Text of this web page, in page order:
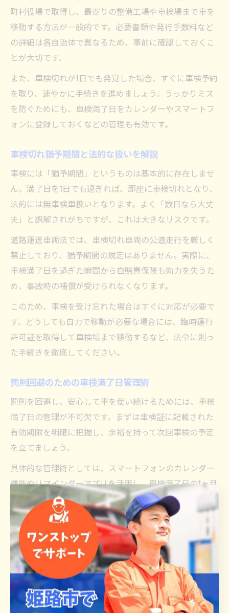
町村役場で取得し、最寄りの整備工場や車検場まで車を
移動する方法が一般的です。必要書類や発行手数料など
の詳細は各自治体で異なるため、事前に確認しておくこ
とが大切です。
また、車検切れが1日でも発覚した場合、すぐに車検予約
を取り、速やかに手続きを進めましょう。うっかりミス
を防ぐためにも、車検満了日をカレンダーやスマートフ
ォンに登録しておくなどの管理も有効です。
車検切れ猶予期間と法的な扱いを解説
車検には「猶予期間」というものは基本的に存在しませ
ん。満了日を1日でも過ぎれば、即座に車検切れとなり、
法的には無車検車扱いとなります。よく「数日なら大丈
夫」と誤解されがちですが、これは大きなリスクです。
道路運送車両法では、車検切れ車両の公道走行を厳しく
禁止しており、猶予期間の規定はありません。実際に、
車検満了日を過ぎた瞬間から自賠責保険も効力を失うた
め、事故時の補償が受けられなくなります。
このため、車検を受け忘れた場合はすぐに対応が必要で
す。どうしても自力で移動が必要な場合には、臨時運行
許可証を取得して車検場まで移動するなど、法令に則っ
た手続きを徹底してください。
罰則回避のための車検満了日管理術
罰則を回避し、安心して車を使い続けるためには、車検
満了日の管理が不可欠です。まずは車検証に記載された
有効期限を明確に把握し、余裕を持って次回車検の予定
を立てましょう。
具体的な管理術としては、スマートフォンのカレンダー
機能やリマインダーアプリを活用し、車検満了日の1ヶ月
前や2週間前など複数回通知がくるよう設定する方法があ
ります。また、家族や同居者と情報を共有することで
「うっかりミス」を防ぐことも有効です。
さらに、車検は満了日の1ヶ月前から受検しても次回の満
了日が短くなることはありませんので、余裕を持った早
めの受検を心がけましょう。計画的な管理によって、無
駄なリスクや余計な費用を未然に防ぐことができます。